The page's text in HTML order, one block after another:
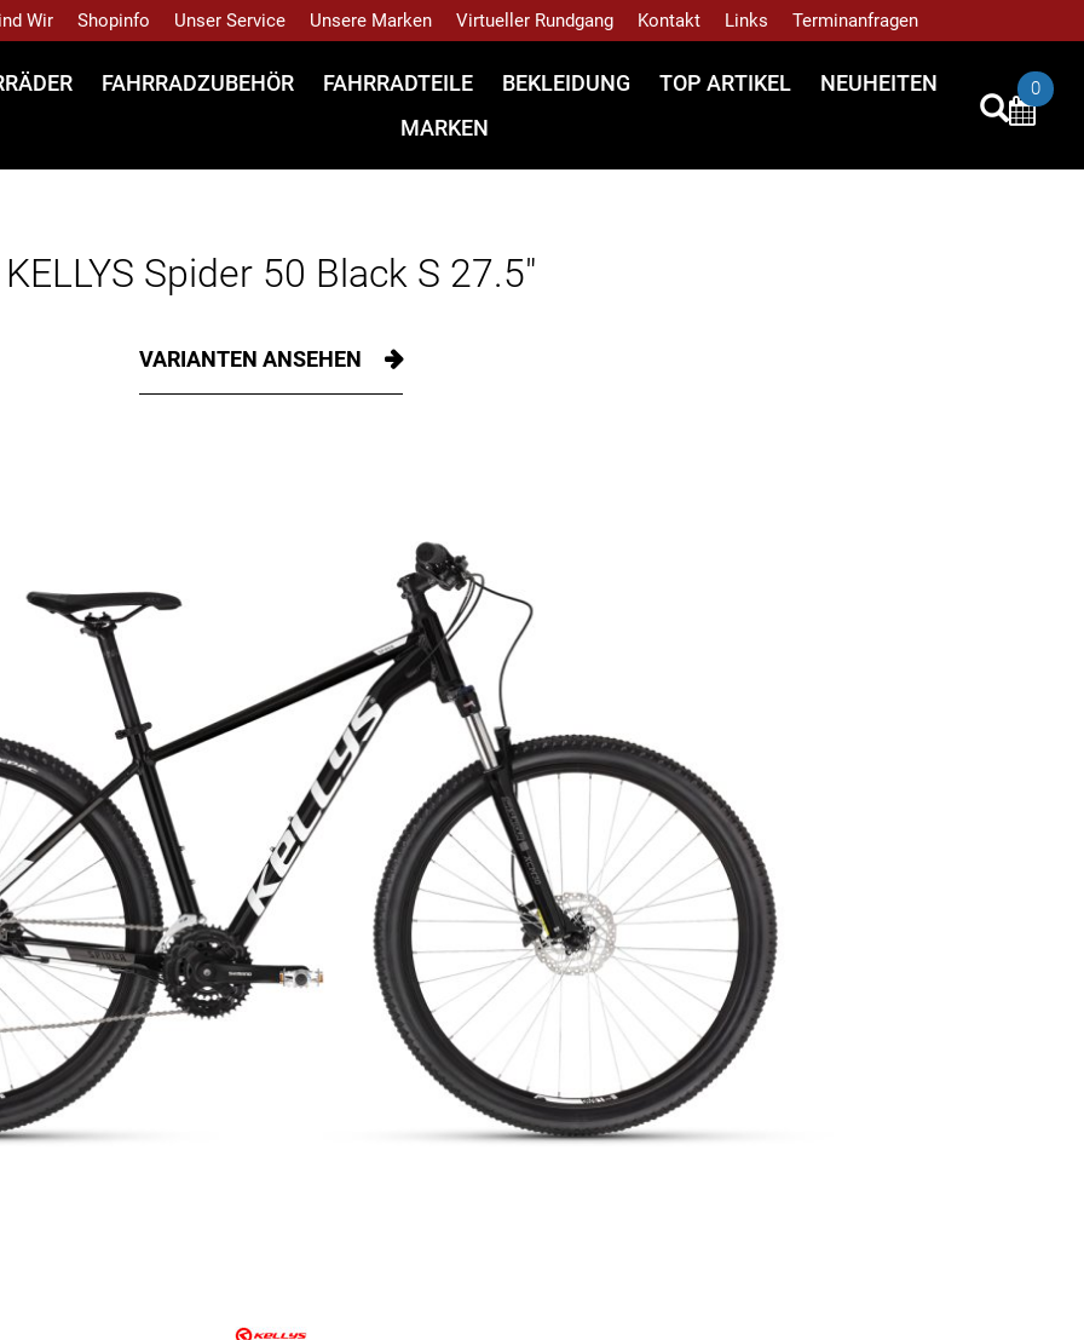
Wir Shopinfo Unser Service Unsere Marken Virtueller Rundgang Kontakt Links Terminanfragen
FAHRRADZUBEHÖR FAHRRADTEILE BEKLEIDUNG TOP ARTIKEL
NEUHEITEN
MARKEN
0
KELLYS Spider 50 Black S 27.5"
VARIANTEN ANSEHEN